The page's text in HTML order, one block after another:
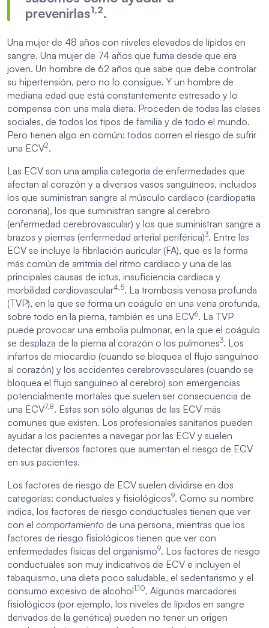
prevenirlas1,2.
Una mujer de 48 años con niveles elevados de lípidos en
sangre. Una mujer de 74 años que fuma desde que era
joven. Un hombre de 62 años que sabe que debe controlar
su hipertensión, pero no lo consigue. Y un hombre de
mediana edad que está constantemente estresado y lo
compensa con una mala dieta. Proceden de todas las clases
sociales, de todos los tipos de familia y de todo el mundo.
Pero tienen algo en común: todos corren el riesgo de sufrir
una ECV2.
Las ECV son una amplia categoría de enfermedades que
afectan al corazón y a diversos vasos sanguíneos, incluidos
los que suministran sangre al músculo cardiaco (cardiopatía
coronaria), los que suministran sangre al cerebro
(enfermedad cerebrovascular) y los que suministran sangre a
brazos y piernas (enfermedad arterial periférica)3. Entre las
ECV se incluye la fibrilación auricular (FA), que es la forma
más común de arritmia del ritmo cardiaco y una de las
principales causas de ictus, insuficiencia cardiaca y
morbilidad cardiovascular4,5. La trombosis venosa profunda
(TVP), en la que se forma un coágulo en una vena profunda,
sobre todo en la pierna, también es una ECV6. La TVP
puede provocar una embolia pulmonar, en la que el coágulo
se desplaza de la pierna al corazón o los pulmones3. Los
infartos de miocardio (cuando se bloquea el flujo sanguíneo
al corazón) y los accidentes cerebrovasculares (cuando se
bloquea el flujo sanguíneo al cerebro) son emergencias
potencialmente mortales que suelen ser consecuencia de
una ECV7,8. Estas son sólo algunas de las ECV más
comunes que existen. Los profesionales sanitarios pueden
ayudar a los pacientes a navegar por las ECV y suelen
detectar diversos factores que aumentan el riesgo de ECV
en sus pacientes.
Los factores de riesgo de ECV suelen dividirse en dos
categorías: conductuales y fisiológicos9. Como su nombre
indica, los factores de riesgo conductuales tienen que ver
con el comportamiento de una persona, mientras que los
factores de riesgo fisiológicos tienen que ver con
enfermedades físicas del organismo9. Los factores de riesgo
conductuales son muy indicativos de ECV e incluyen el
tabaquismo, una dieta poco saludable, el sedentarismo y el
consumo excesivo de alcohol1,10. Algunos marcadores
fisiológicos (por ejemplo, los niveles de lípidos en sangre
derivados de la genética) pueden no tener un origen